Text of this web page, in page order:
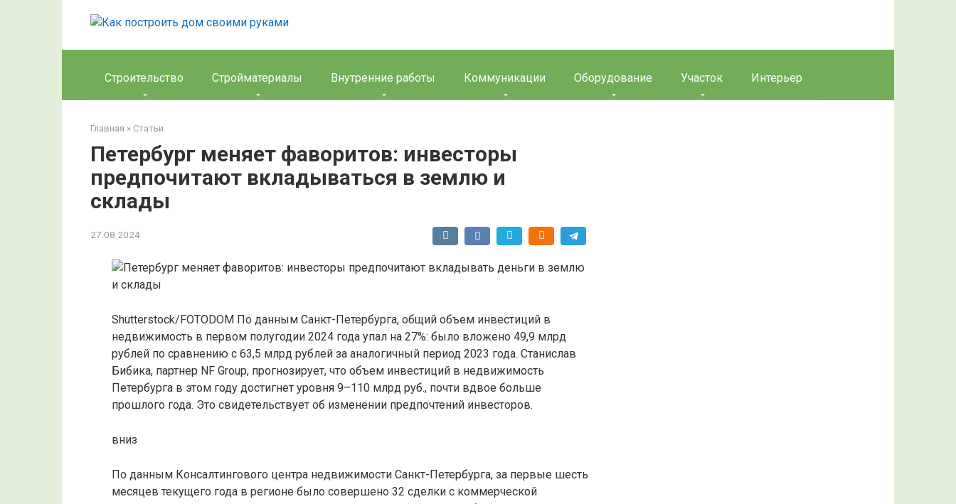
Строительство Стройматериалы Внутренние работы Коммуникации Оборудование Участок Интерьер
Главная » Статьи
Петербург меняет фаворитов: инвесторы
предпочитают вкладываться в землю и
склады
27.08.2024
Shutterstock/FOTODOM По данным Санкт-Петербурга, общий объем инвестиций в
недвижимость в первом полугодии 2024 года упал на 27%: было вложено 49,9 млрд
рублей по сравнению с 63,5 млрд рублей за аналогичный период 2023 года. Станислав
Бибика, партнер NF Group, прогнозирует, что объем инвестиций в недвижимость
Петербурга в этом году достигнет уровня 9–110 млрд руб., почти вдвое больше
прошлого года. Это свидетельствует об изменении предпочтений инвесторов.
вниз
По данным Консалтингового центра недвижимости Санкт-Петербурга, за первые шесть
месяцев текущего года в регионе было совершено 32 сделки с коммерческой